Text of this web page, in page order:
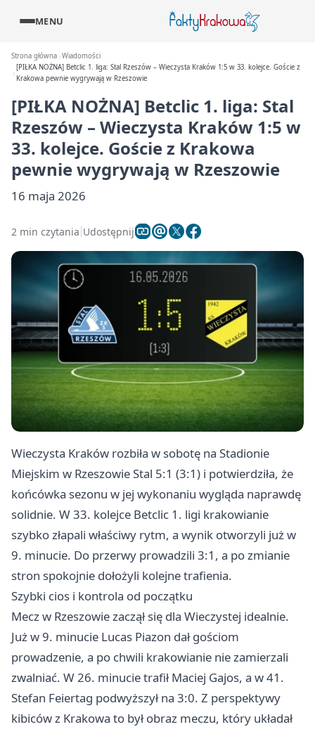
MENU
Strona główna Wiadomości
[PIŁKA NOŻNA] Betclic 1. liga: Stal Rzeszów – Wieczysta Kraków 1:5 w 33. kolejce. Goście z
Krakowa pewnie wygrywają w Rzeszowie
[PIŁKA NOŻNA] Betclic 1. liga: Stal
Rzeszów – Wieczysta Kraków 1:5 w
33. kolejce. Goście z Krakowa
pewnie wygrywają w Rzeszowie
16 maja 2026
2 min czytania Udostępnij
Wieczysta Kraków rozbiła w sobotę na Stadionie
Miejskim w RzeszowieStal 5:1 (3:1) i potwierdziła, że
końcówka sezonu w jej wykonaniu wygląda naprawdę
solidnie. W 33. kolejce Betclic 1. ligi krakowianie
szybko złapali właściwy rytm, a wynik otworzyli już w
9. minucie. Do przerwy prowadzili 3:1, a po zmianie
stron spokojnie dołożyli kolejne trafienia.
Szybki cios i kontrola od początku
Mecz w Rzeszowie zaczął się dla Wieczystej idealnie.
Już w 9. minucie Lucas Piazon dał gościom
prowadzenie, a po chwili krakowianie nie zamierzali
zwalniać. W 26. minucie trafił Maciej Gajos, a w 41.
Stefan Feiertag podwyższył na 3:0. Z perspektywy
kibiców z Krakowa to był obraz meczu, który układał